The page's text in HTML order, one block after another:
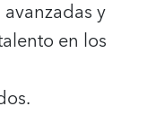
y
en los